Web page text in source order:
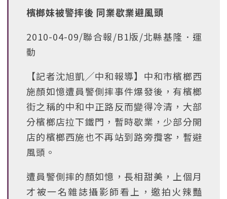
檳榔妹被警摔後 同業歇業避風頭
2010-04-09/聯合報/B1版/北縣基隆．運
動
【記者沈旭凱╱中和報導】中和市檳榔西
施顏如憶遭員警側摔事件爆發後，有檳榔
街之稱的中和中正路反而變得冷清，大部
分檳榔店拉下鐵門，暫時歇業，少部分開
店的檳榔西施也不再站到路旁攬客，暫避
風頭。
遭員警側摔的顏如憶，長相甜美，上個月
才被一名雜誌攝影師看上，邀拍火辣豔